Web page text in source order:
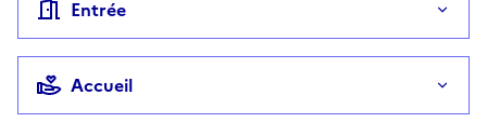
Entrée
Accueil